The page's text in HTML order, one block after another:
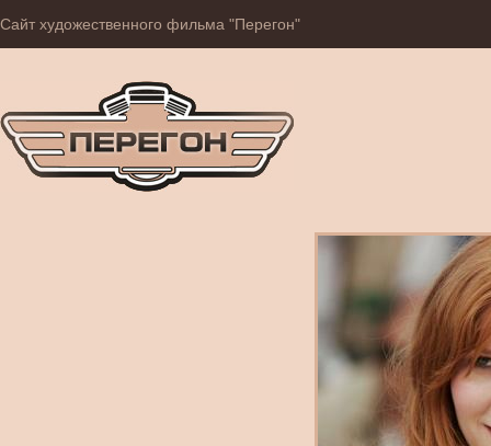
Сайт художественного фильма "Перегон"